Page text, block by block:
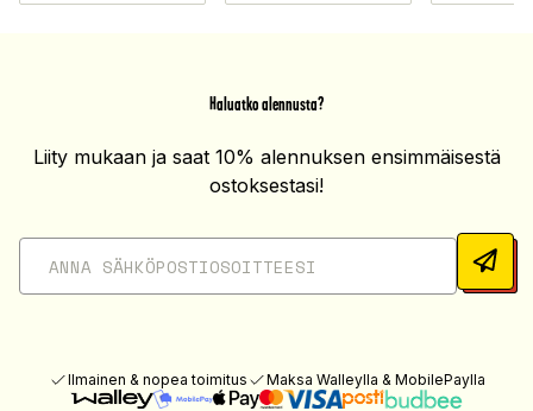
Haluatko alennusta?
Liity mukaan ja saat 10% alennuksen ensimmäisestä
ostoksestasi!
Ilmainen & nopea toimitus Maksa Walleylla & MobilePaylla